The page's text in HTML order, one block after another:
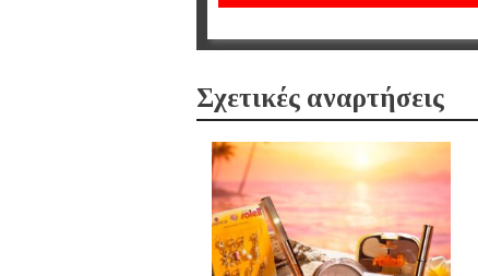
Σχετικές αναρτήσεις